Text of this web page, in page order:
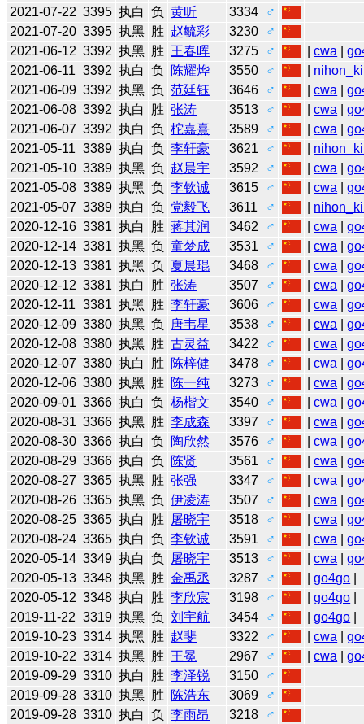
2021-07-22 3395 执白 负 黄昕 3334
♂
2021-07-20 3395 执黑 胜 赵毓彩 3230
♂
2021-06-12 3392 执黑 胜 王春晖 3275 ♂ |cwa |
2021-06-11 3392 执白 负 陈耀烨 3550 ♂
2021-06-09 3392 执黑 负 范廷钰 3646 ♂ |cwa |
2021-06-08 3392 执白 胜 张涛 3513 ♂ |cwa |
2021-06-07 3392 执白 负 柁嘉熹 3589 ♂ |cwa |
2021-05-11 3389 执白 负 李轩豪 3621 ♂
2021-05-10 3389 执黑 负 赵晨宇 3592 ♂ |cwa |
2021-05-08 3389 执黑 负 李钦诚 3615 ♂ |cwa |
2021-05-07 3389 执白 负 党毅飞 3611 ♂
2020-12-16 3381 执白 胜 蒋其润 3462 ♂ |cwa |
2020-12-14 3381 执黑 负 童梦成 3531 ♂ |cwa |
2020-12-13 3381 执黑 负 夏晨琨 3468 ♂ |cwa |
2020-12-12 3381 执白 胜 张涛 3507 ♂ |cwa |
2020-12-11 3381 执黑 胜 李轩豪 3606 ♂ |cwa |
2020-12-09 3380 执黑 负 唐韦星 3538 ♂ |cwa |
2020-12-08 3380 执黑 胜 古灵益 3422 ♂ |cwa |
2020-12-07 3380 执白 胜 陈梓健 3478 ♂ |cwa |
2020-12-06 3380 执黑 胜 陈一纯 3273 ♂ |cwa |
2020-09-01 3366 执白 负 杨楷文 3540 ♂ |cwa |
2020-08-31 3366 执黑 胜 李成森 3397 ♂ |cwa |
2020-08-30 3366 执白 负 陶欣然 3576 ♂ |cwa |
2020-08-29 3366 执白 负 陈贤 3561 ♂ |cwa |
2020-08-27 3365 执黑 胜 张强 3347 ♂ |cwa |
2020-08-26 3365 执黑 负 伊凌涛 3507 ♂ |cwa |
2020-08-25 3365 执白 胜 屠晓宇 3518 ♂ |cwa |
2020-08-24 3365 执白 负 李钦诚 3591 ♂ |cwa |
2020-05-14 3349 执白 负 屠晓宇 3513 ♂ |cwa |
2020-05-13 3348 执黑 胜 金禹丞 3287 ♂ |go4go
2020-05-12 3348 执白 胜 李欣宸 3198 ♂ |go4go
2019-11-22 3319 执黑 负 刘宇航 3454 ♂ |go4go
2019-10-23 3314 执黑 胜 赵斐 3322 ♂ |cwa |
2019-10-22 3314 执黑 胜 王冕 2967 ♂ |cwa |
2019-09-29 3310 执白 胜 李泽锐 3150
♂
2019-09-28 3310 执黑 胜 陈浩东 3069
♂
2019-09-28 3310 执白 负 李雨昂 3218
♂